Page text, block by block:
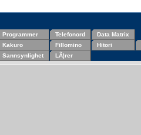
Programmer Telefonord
Data Matrix
Kakuro Fillomino Hitori
Sannsynlighet LÃ¦rer